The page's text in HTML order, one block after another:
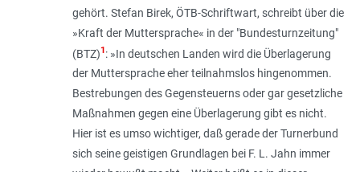
gehört. Stefan Birek, ÖTB-Schriftwart, schreibt über die
»Kraft der Muttersprache« in der "Bundesturnzeitung"
(BTZ)1: »In deutschen Landen wird die Überlagerung
der Muttersprache eher teilnahmslos hingenommen.
Bestrebungen des Gegensteuerns oder gar gesetzliche
Maßnahmen gegen eine Überlagerung gibt es nicht.
Hier ist es umso wichtiger, daß gerade der Turnerbund
sich seine geistigen Grundlagen bei F. L. Jahn immer